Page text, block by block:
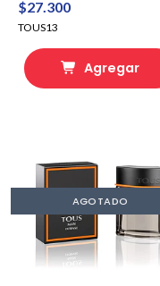
$27.300
TOUS13
Agregar
AGOTADO